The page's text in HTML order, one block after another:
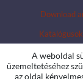
Download
A weboldal
üzemeltetéséhez
az oldal